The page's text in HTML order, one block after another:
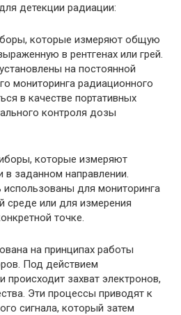
детекции радиации:
которые измеряют общую
в рентгенах или грей.
на постоянной
мониторинга радиационного
в качестве портативных
контроля дозы
которые измеряют
в заданном направлении.
для мониторинга
или для измерения
точке.
на принципах работы
Под действием
захват электронов,
Эти процессы приводят к
сигнала, который затем